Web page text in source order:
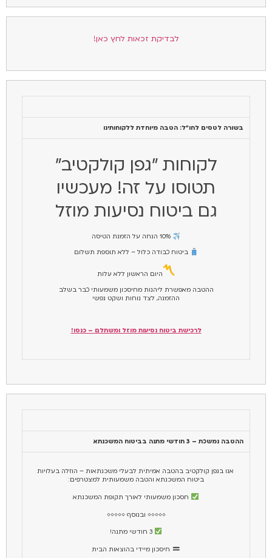
לבדיקת זכאות לחץ כאן!
בשורה לטסים לחו"ל: הטבה מיוחדת ללקוחותינו
לקוחות "גפן קולקטיב"
תטוסו על זה! מעכשיו
גם ביטוח נסיעות מוזל
10% הנחה על הזמנת הטיסה
ביטוח כבודה כלול – ללא תוספת תשלום
היום הראשון ללא עלות
ההטבה מאפשרת ליהנות מחיסכון משמעותי כבר בשלב
ההזמנה, לצד נוחות ושקט נפשי
לרכישת ביטוח נסיעות מוזל ומשתלם – כנסו!
ההטבה נמשכת – 3 חודשי מתנה בביטוח המשכנתא
אנו בגפן קולקטיב בהטבה אמיתית לבעלי משכנתאות – הוזלה בעלויות
ביטוח המשכנתא והטבה משמעותית למצטרפים:
חסכון משמעותי לאורך תקופת המשכנתא
◇◇◇◇◇ ובנוסף ◇◇◇◇◇
3 חודשי מתנה!
חיסכון מיידי בהוצאות הבית